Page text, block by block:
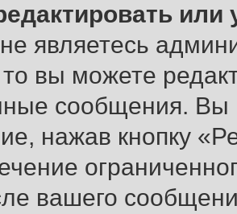
являетесь
вы можете
сообщения. Вы
нажав кнопку
вашего